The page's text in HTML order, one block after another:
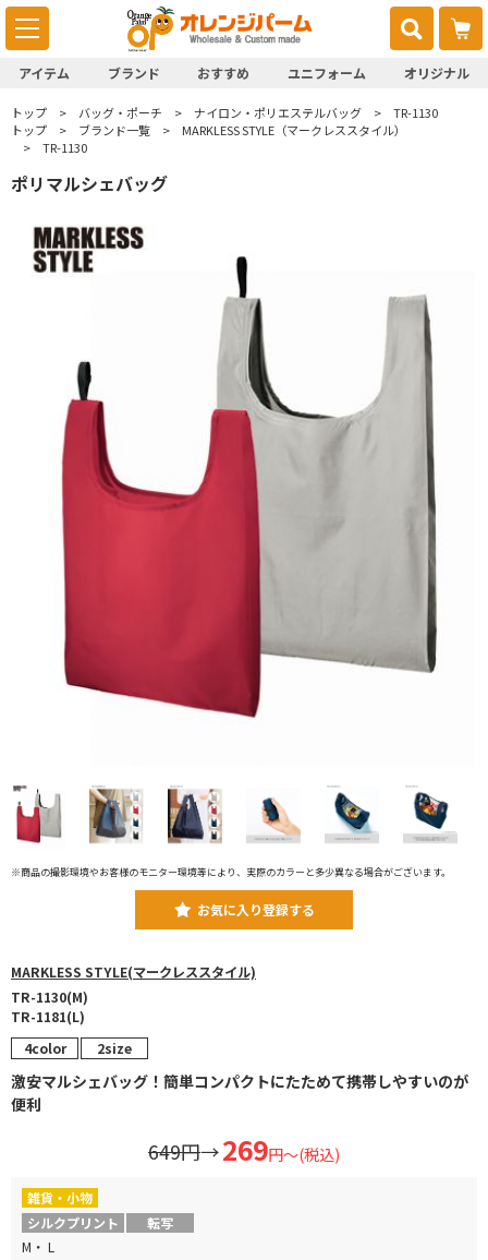
アイテム ブランド おすすめ ユニフォーム オリジナル
トップ バッグ・ポーチ ナイロン・ポリエステルバッグ
TR-1130
トップ
ブランド一覧
MARKLESS STYLE（マークレススタイル）
TR-1130
ポリマルシェバッグ
※商品の撮影環境やお客様のモニター環境等により、実際のカラーと多少異なる場合がございます。
お気に入り登録する
MARKLESS STYLE(マークレススタイル)
TR-1130(M)
TR-1181(L)
4color 2size
激安マルシェバッグ！簡単コンパクトにたためて携帯しやすいのが
便利
649円→269円～(税込)
雑貨・小物
シルクプリント
転写
M・ L